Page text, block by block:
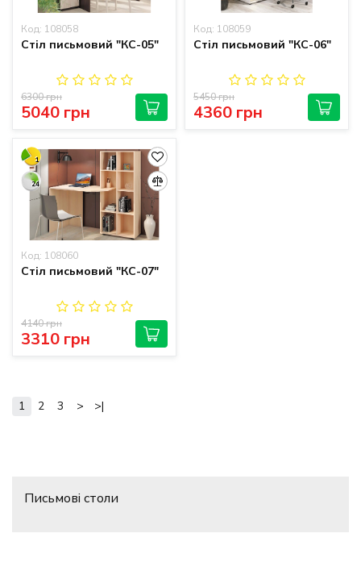
Код: 108058
Стіл письмовий "КС-05"
5040 грн
6300 грн
Код: 108059
Стіл письмовий "КС-06"
4360 грн
5450 грн
1
24
Код: 108060
Стіл письмовий "КС-07"
3310 грн
4140 грн
1 2 3 > >|
Письмові столи